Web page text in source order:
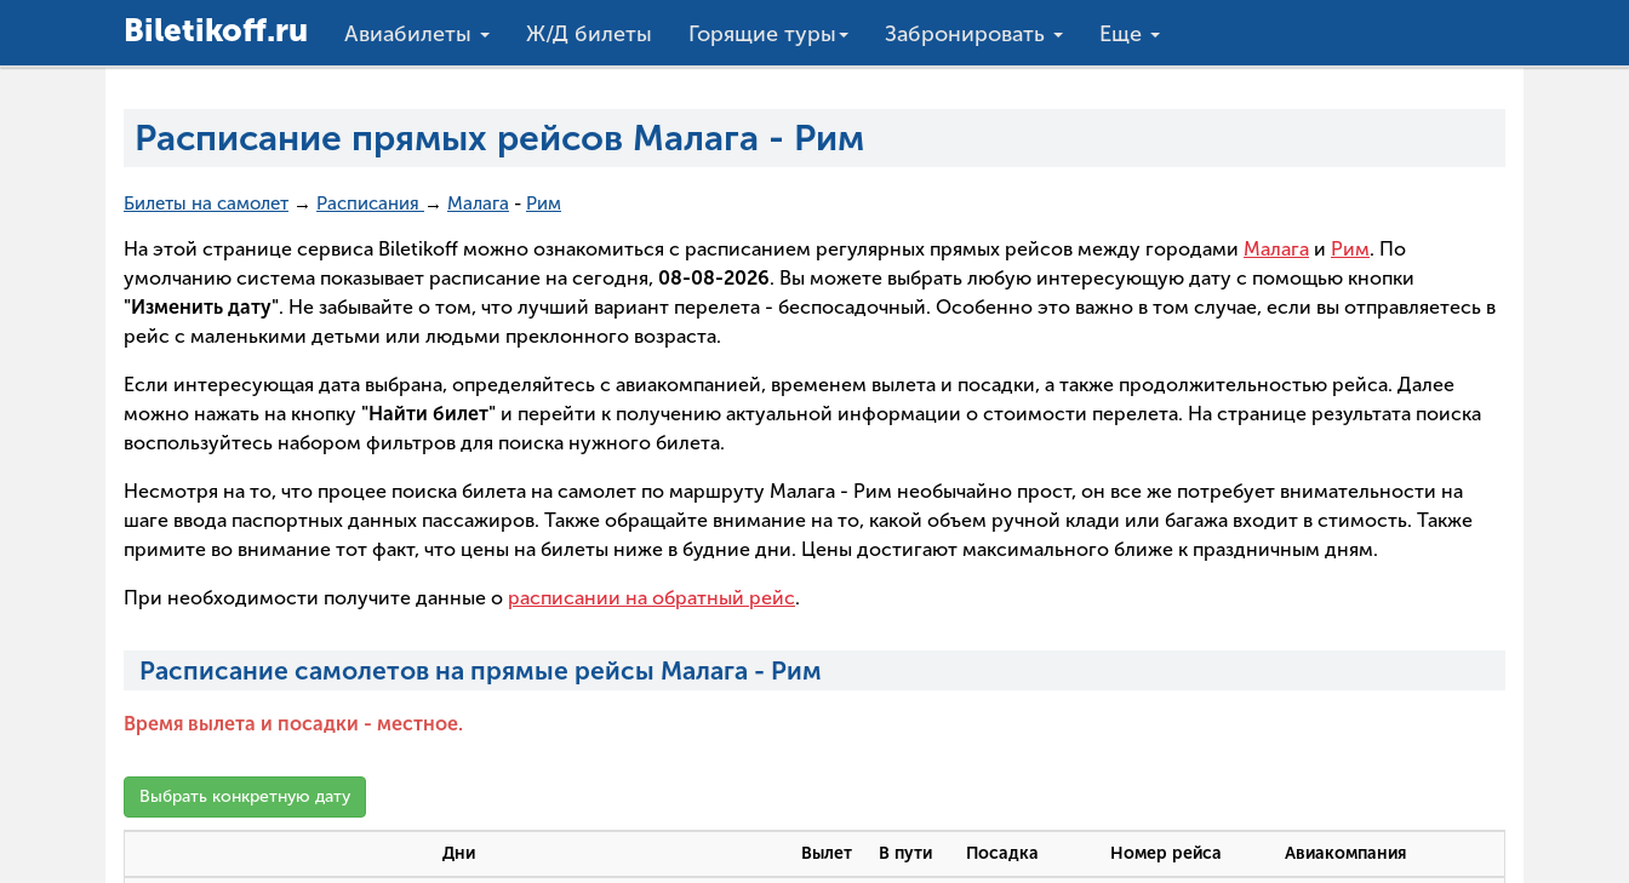
Вiletikoff.ru Авиабилеты Ж/Д билеты Горящие туры Забронировать Еще
Расписание прямых рейсов Малага - Рим
Билеты на самолет → Расписания → Малага - Рим
На этой странице сервиса Biletikoff можно ознакомиться с расписанием регулярных прямых рейсов между городами Малага и Рим. По
умолчанию система показывает расписание на сегодня, 08-08-2026. Вы можете выбрать любую интересующую дату с помощью кнопки
"Изменить дату". Не забывайте о том, что лучший вариант перелета - беспосадочный. Особенно это важно в том случае, если вы отправляетесь в
рейс с маленькими детьми или людьми преклонного возраста.
Если интересующая дата выбрана, определяйтесь с авиакомпанией, временем вылета и посадки, а также продолжительностью рейса. Далее
можно нажать на кнопку "Найти билет" и перейти к получению актуальной информации о стоимости перелета. На странице результата поиска
воспользуйтесь набором фильтров для поиска нужного билета.
Несмотря на то, что процее поиска билета на самолет по маршруту Малага - Рим необычайно прост, он все же потребует внимательности на
шаге ввода паспортных данных пассажиров. Также обращайте внимание на то, какой объем ручной клади или багажа входит в стимость. Также
примите во внимание тот факт, что цены на билеты ниже в будние дни. Цены достигают максимального ближе к праздничным дням.
При необходимости получите данные о расписании на обратный рейс.
Расписание самолетов на прямые рейсы Малага - Рим
Время вылета и посадки - местное.
Выбрать конкретную дату
Дни Вылет В пути Посадка Номер рейса Авиакомпания